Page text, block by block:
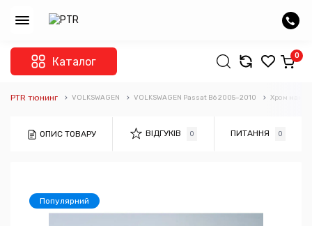
Каталог 0
PTR тюнинг VOLKSWAGEN VOLKSWAGEN Passat B6 2005–2010 Хром
ОПИС ТОВАРУ ВІДГУКІВ 0 ПИТАННЯ 0
Популярний